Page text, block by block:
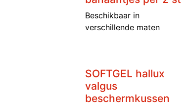
Beschikbaar in
verschillende maten
SOFTGEL hallux
valgus
beschermkussen